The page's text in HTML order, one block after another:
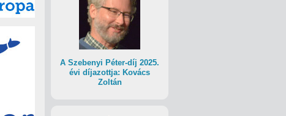
A Szebenyi Péter-díj 2025.
évi díjazottja: Kovács
Zoltán